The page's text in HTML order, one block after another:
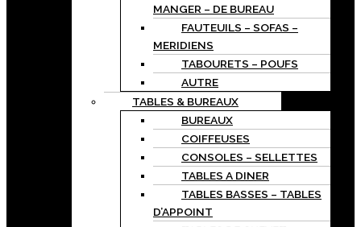
MANGER – DE BUREAU
FAUTEUILS – SOFAS –
MERIDIENS
TABOURETS – POUFS
AUTRE
TABLES & BUREAUX
BUREAUX
COIFFEUSES
CONSOLES – SELLETTES
TABLES A DINER
TABLES BASSES – TABLES
D’APPOINT